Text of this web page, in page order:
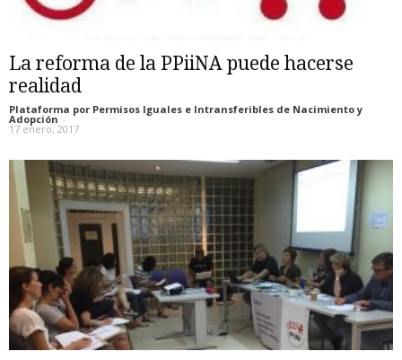
La reforma de la PPiiNA puede hacerse
realidad
Plataforma por Permisos Iguales e Intransferibles de Nacimiento y
Adopción -
17 enero, 2017